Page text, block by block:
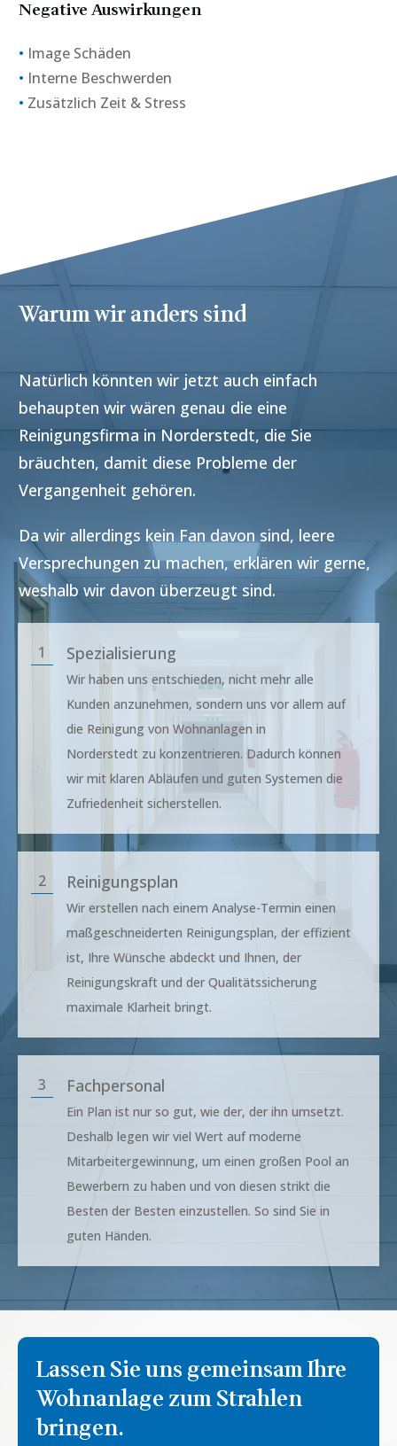
Negative Auswirkungen
• Image Schäden
• Interne Beschwerden
• Zusätzlich Zeit & Stress
Warum wir anders sind
Natürlich könnten wir jetzt auch einfach
behaupten wir wären genau die eine
Reinigungsfirma inNorderstedt, die Sie
bräuchten, damit diese Probleme der
Vergangenheit gehören.
Da wir allerdings kein Fan davon sind, leere
Versprechungen zu machen, erklären wir gerne,
weshalb wir davon überzeugt sind.
1 Spezialisierung
Wir haben uns entschieden, nicht mehr alle
Kunden anzunehmen, sondern uns vor allem auf
die Reinigung von Wohnanlagen in
Norderstedt zu konzentrieren. Dadurch können
wir mit klaren Abläufen und guten Systemen die
Zufriedenheit sicherstellen.
2 Reinigungsplan
Wir erstellen nach einem Analyse-Termin einen
maßgeschneiderten Reinigungsplan, der effizient
ist, Ihre Wünsche abdeckt und Ihnen, der
Reinigungskraft und der Qualitätssicherung
maximale Klarheit bringt.
3 Fachpersonal
Ein Plan ist nur so gut, wie der, der ihn umsetzt.
Deshalb legen wir viel Wert auf moderne
Mitarbeitergewinnung, um einen großen Pool an
Bewerbern zu haben und von diesen strikt die
Besten der Besten einzustellen. So sind Sie in
guten Händen.
Lassen Sie uns gemeinsam Ihre
Wohnanlage zum Strahlen
bringen.